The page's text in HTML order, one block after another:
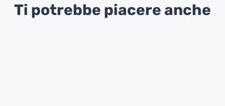
Ti potrebbe piacere anche